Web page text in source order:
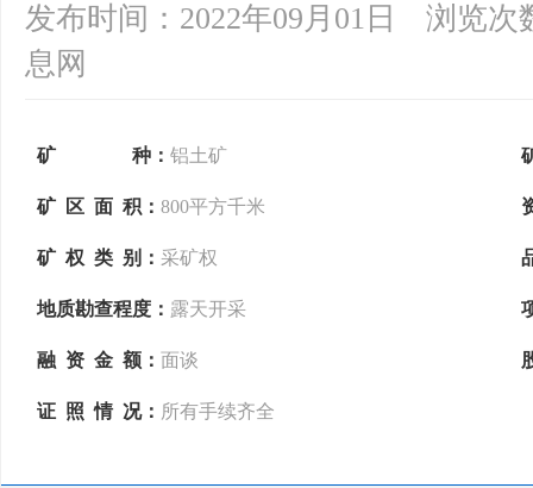
发布时间：2022年09月01日
浏览次
息网
矿 种： 铝土矿
矿 区 面 积： 800平方千米
矿 权 类 别： 采矿权
地质勘查程度： 露天开采
融 资 金 额： 面谈
证 照 情 况： 所有手续齐全